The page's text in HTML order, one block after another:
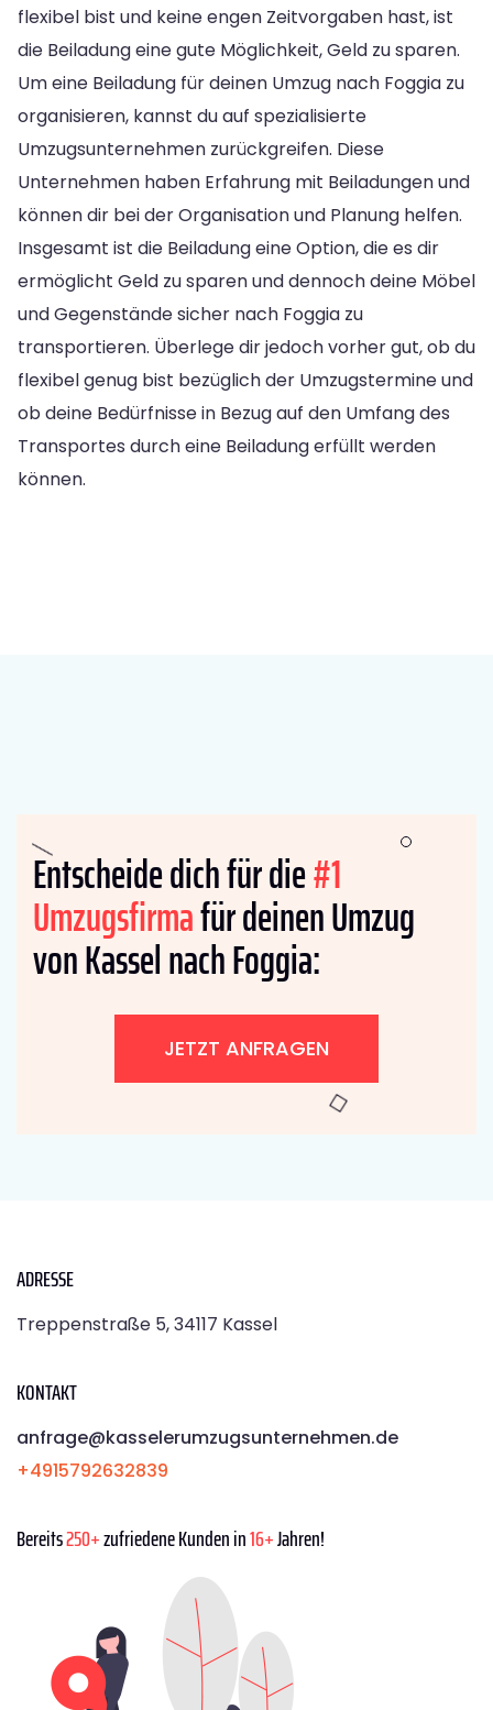
flexibel bist und keine engen Zeitvorgaben hast, ist
die Beiladung eine gute Möglichkeit, Geld zu sparen.
Um eine Beiladung für deinen Umzug nach Foggia zu
organisieren, kannst du auf spezialisierte
Umzugsunternehmen zurückgreifen. Diese
Unternehmen haben Erfahrung mit Beiladungen und
können dir bei der Organisation und Planung helfen.
Insgesamt ist die Beiladung eine Option, die es dir
ermöglicht Geld zu sparen und dennoch deine Möbel
und Gegenstände sicher nach Foggia zu
transportieren. Überlege dir jedoch vorher gut, ob du
flexibel genug bist bezüglich der Umzugstermine und
ob deine Bedürfnisse in Bezug auf den Umfang des
Transportes durch eine Beiladung erfüllt werden
können.
Entscheide dich für die#1
Umzugsfirmafür deinen Umzug
von Kassel nach Foggia:
JETZT ANFRAGEN
ADRESSE
Treppenstraße 5, 34117 Kassel
KONTAKT
anfrage@kasselerumzugsunternehmen.de
+4915792632839
Bereits250+zufriedene Kunden in16+Jahren!